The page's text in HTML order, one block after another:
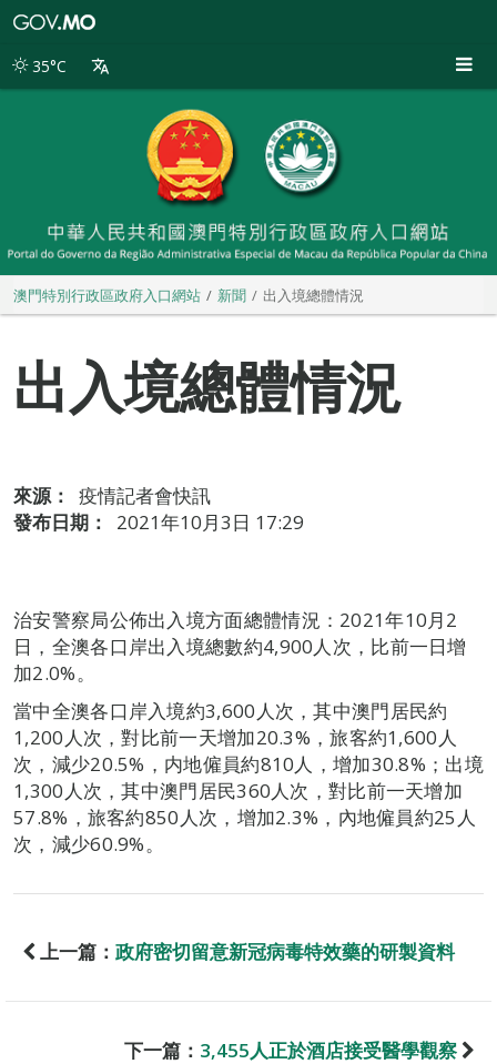
別
35°C
澳門特別行政區政府入口網站 新聞 出入境總體情況
出入境總體情況
來源：
疫情記者會快訊
發布日期：
2021年10月3日 17:29
治安警察局公佈出入境方面總體情況：2021年10月2
日，全澳各口岸出入境總數約4,900人次，比前一日增
加2.0%。
當中全澳各口岸入境約3,600人次，其中澳門居民約
1,200人次，對比前一天增加20.3%，旅客約1,600人
次，減少20.5%，内地僱員約810人，增加30.8%；出境
1,300人次，其中澳門居民360人次，對比前一天增加
57.8%，旅客約850人次，增加2.3%，內地僱員約25人
次，減少60.9%。
上一篇： 政府密切留意新冠病毒特效藥的研製資料
下一篇： 3,455人正於酒店接受醫學觀察